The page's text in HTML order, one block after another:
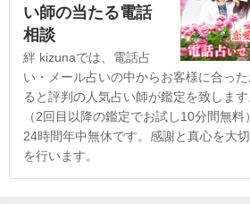
い師の当たる電話
相談
絆 kizunaでは、電話占
い・メール占いの中からお客様に合っ
ると評判の人気占い師が鑑定を致しま
（2回目以降の鑑定でお試し10分間無料
24時間年中無休です。感謝と真心を大
を行います。